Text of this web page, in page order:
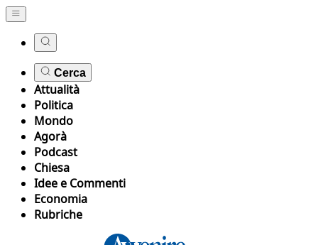
Cerca
Attualità
Politica
Mondo
Agorà
Podcast
Chiesa
Idee e Commenti
Economia
Rubriche